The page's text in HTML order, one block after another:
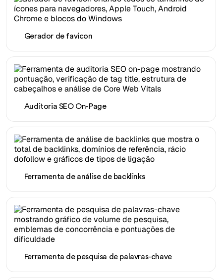
Gerador de favicon
Auditoria SEO On-Page
Ferramenta de análise de backlinks
Ferramenta de pesquisa de palavras-chave